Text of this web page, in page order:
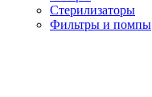
Стерилизаторы
Фильтры и помпы